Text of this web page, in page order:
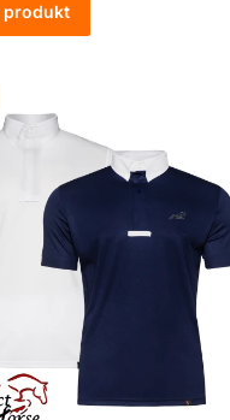
produkt